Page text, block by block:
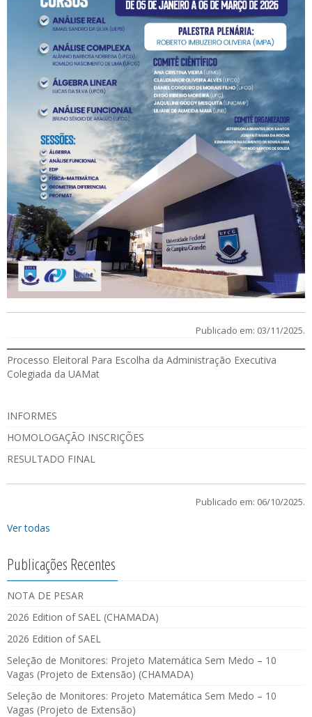
Publicado em: 03/11/2025.
Processo Eleitoral Para Escolha da Administração Executiva
Colegiada da UAMat
INFORMES
HOMOLOGAÇÃO INSCRIÇÕES
RESULTADO FINAL
Publicado em: 06/10/2025.
Ver todas
Publicações Recentes
NOTA DE PESAR
2026 Edition of SAEL (CHAMADA)
2026 Edition of SAEL
Seleção de Monitores: Projeto Matemática Sem Medo – 10
Vagas (Projeto de Extensão) (CHAMADA)
Seleção de Monitores: Projeto Matemática Sem Medo – 10
Vagas (Projeto de Extensão)